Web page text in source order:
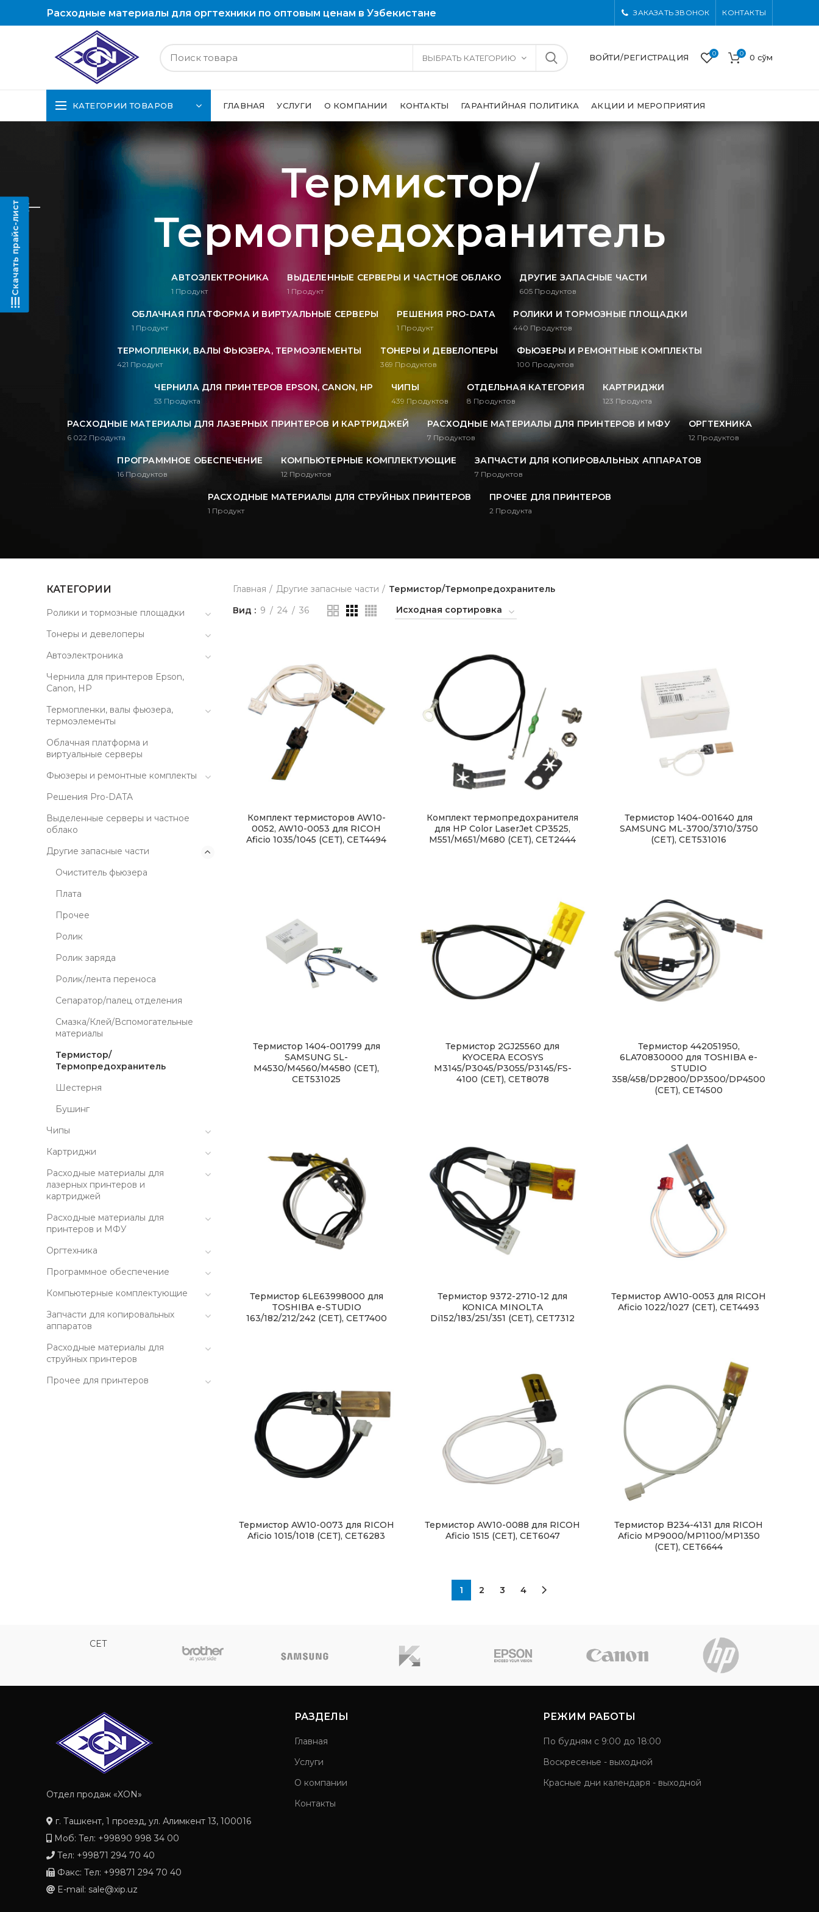
Расходные материалы для оргтехники по оптовым ценам в Узбекистане ЗАКАЗАТЬ ЗВОНОК КОНТАКТЫ
ВЫБРАТЬ КАТЕГОРИЮ ВОЙТИ/РЕГИСТРАЦИЯ 0 0 0 сўм
КАТЕГОРИИ ТОВАРОВ ГЛАВНАЯ УСЛУГИ О КОМПАНИИ КОНТАКТЫ ГАРАНТИЙНАЯ ПОЛИТИКА АКЦИИ И МЕРОПРИЯТИЯ
Термистор/
Термопредохранитель
АВТОЭЛЕКТРОНИКА
1 Продукт
ВЫДЕЛЕННЫЕ СЕРВЕРЫ И ЧАСТНОЕ ОБЛАКО
1 Продукт
ДРУГИЕ ЗАПАСНЫЕ ЧАСТИ
605 Продуктов
ОБЛАЧНАЯ ПЛАТФОРМА И ВИРТУАЛЬНЫЕ СЕРВЕРЫ
1 Продукт
РЕШЕНИЯ PRO-DATA
1 Продукт
РОЛИКИ И ТОРМОЗНЫЕ ПЛОЩАДКИ
440 Продуктов
ТЕРМОПЛЕНКИ, ВАЛЫ ФЬЮЗЕРА, ТЕРМОЭЛЕМЕНТЫ
421 Продукт
ТОНЕРЫ И ДЕВЕЛОПЕРЫ
369 Продуктов
ФЬЮЗЕРЫ И РЕМОНТНЫЕ КОМПЛЕКТЫ
100 Продуктов
ЧЕРНИЛА ДЛЯ ПРИНТЕРОВ EPSON, CANON, HP
53 Продукта
ЧИПЫ
439 Продуктов
ОТДЕЛЬНАЯ КАТЕГОРИЯ
8 Продуктов
КАРТРИДЖИ
123 Продукта
РАСХОДНЫЕ МАТЕРИАЛЫ ДЛЯ ЛАЗЕРНЫХ ПРИНТЕРОВ И КАРТРИДЖЕЙ
6 022 Продукта
РАСХОДНЫЕ МАТЕРИАЛЫ ДЛЯ ПРИНТЕРОВ И МФУ
7 Продуктов
ОРГТЕХНИКА
12 Продуктов
ПРОГРАММНОЕ ОБЕСПЕЧЕНИЕ
16 Продуктов
КОМПЬЮТЕРНЫЕ КОМПЛЕКТУЮЩИЕ
12 Продуктов
ЗАПЧАСТИ ДЛЯ КОПИРОВАЛЬНЫХ АППАРАТОВ
7 Продуктов
РАСХОДНЫЕ МАТЕРИАЛЫ ДЛЯ СТРУЙНЫХ ПРИНТЕРОВ
1 Продукт
ПРОЧЕЕ ДЛЯ ПРИНТЕРОВ
2 Продукта
Главная Другие запасные части
Термистор/Термопредохранитель
Вид
9 24 36
Комплект термисторов AW10-
0052, AW10-0053 для RICOH
Aficio 1035/1045 (CET), CET4494
Комплект термопредохранителя
для HP Color LaserJet CP3525,
M551/M651/M680 (CET), CET2444
Термистор 1404-001640 для
SAMSUNG ML-3700/3710/3750
(CET), CET531016
Термистор 1404-001799 для
SAMSUNG SL-
M4530/M4560/M4580 (CET),
CET531025
Термистор 2GJ25560 для
KYOCERA ECOSYS
M3145/P3045/P3055/P3145/FS-
4100 (CET), CET8078
Термистор 442051950,
6LA70830000 для TOSHIBA e-
STUDIO
358/458/DP2800/DP3500/DP4500
(CET), CET4500
Термистор 6LE63998000 для
TOSHIBA e-STUDIO
163/182/212/242 (CET), CET7400
Термистор 9372-2710-12 для
KONICA MINOLTA
Di152/183/251/351 (CET), CET7312
Термистор AW10-0053 для RICOH
Aficio 1022/1027 (CET), CET4493
Термистор AW10-0073 для RICOH
Aficio 1015/1018 (CET), CET6283
Термистор AW10-0088 для RICOH
Aficio 1515 (CET), CET6047
Термистор B234-4131 для RICOH
Aficio MP9000/MP1100/MP1350
(CET), CET6644
1 2 3 4
КАТЕГОРИИ
Ролики и тормозные площадки
Тонеры и девелоперы
Автоэлектроника
Чернила для принтеров Epson,
Canon, HP
Термопленки, валы фьюзера,
термоэлементы
Облачная платформа и
виртуальные серверы
Фьюзеры и ремонтные комплекты
Решения Pro-DATA
Выделенные серверы и частное
облако
Другие запасные части
Очиститель фьюзера
Плата
Прочее
Ролик
Ролик заряда
Ролик/лента переноса
Сепаратор/палец отделения
Смазка/Клей/Вспомогательные
материалы
Термистор/
Термопредохранитель
Шестерня
Бушинг
Чипы
Картриджи
Расходные материалы для
лазерных принтеров и
картриджей
Расходные материалы для
принтеров и МФУ
Оргтехника
Программное обеспечение
Компьютерные комплектующие
Запчасти для копировальных
аппаратов
Расходные материалы для
струйных принтеров
Прочее для принтеров
CET
Отдел продаж «XON»
г. Ташкент, 1 проезд, ул. Алимкент 13, 100016
Моб: Тел: +99890 998 34 00
Тел: +99871 294 70 40
Факс: Тел: +99871 294 70 40
E-mail: sale@xip.uz
РАЗДЕЛЫ
Главная
Услуги
О компании
Контакты
РЕЖИМ РАБОТЫ
По будням с 9:00 до 18:00
Воскресенье - выходной
Красные дни календаря - выходной
Скачать прайс-лист